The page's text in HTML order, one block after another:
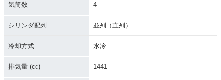
2013年 ZZR1400 A
2012年 ZZR1400・
気筒数 4
シリンダ配列 並列（直列）
冷却方式 水冷
排気量 (cc) 1441